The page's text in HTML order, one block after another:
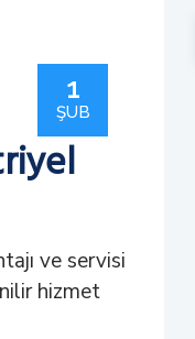
1
ŞUB
ve servisi
hizmet